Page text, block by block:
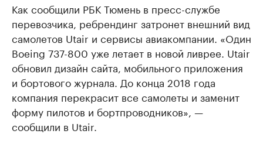
Как сообщили РБК Тюмень в пресс-службе
перевозчика, ребрендинг затронет внешний вид
самолетов Utair и сервисы авиакомпании. «Один
Boeing 737-800 уже летает в новой ливрее. Utair
обновил дизайн сайта, мобильного приложения
и бортового журнала. До конца 2018 года
компания перекрасит все самолеты и заменит
форму пилотов и бортпроводников», —
сообщили в Utair.